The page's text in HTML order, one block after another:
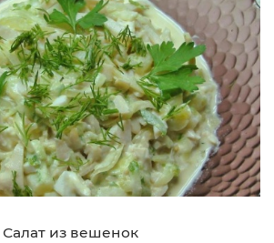
Салат из вешенок